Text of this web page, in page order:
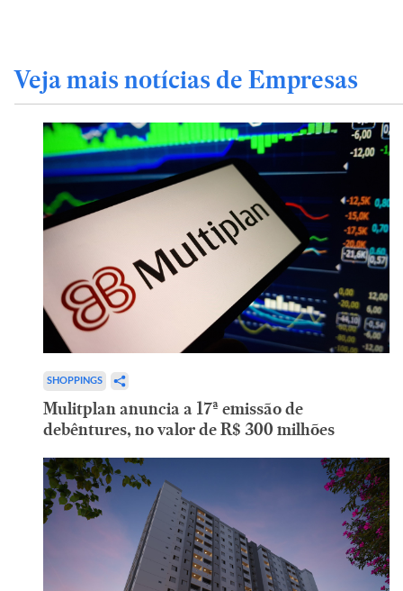
Veja mais notícias de Empresas
SHOPPINGS
Mulitplan anuncia a 17ª emissão de
debêntures, no valor de R$ 300 milhões